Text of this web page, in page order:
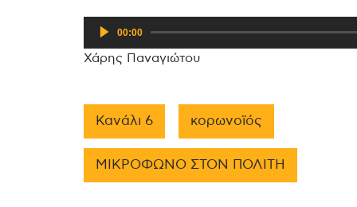
Πρόγραμμα
Ήχου
00:00
Χάρης Παναγιώτου
Κανάλι 6 κορωνοϊός
ΜΙΚΡΟΦΩΝΟ ΣΤΟΝ ΠΟΛΙΤΗ